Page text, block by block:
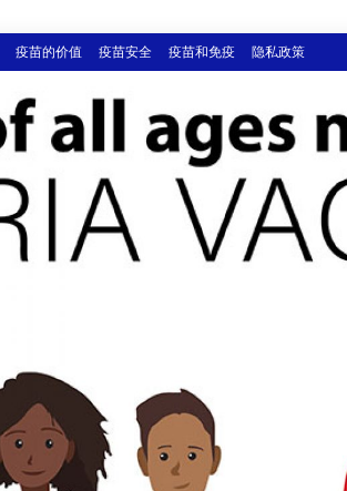
疫苗的价值 疫苗安全 疫苗和免疫 隐私政策